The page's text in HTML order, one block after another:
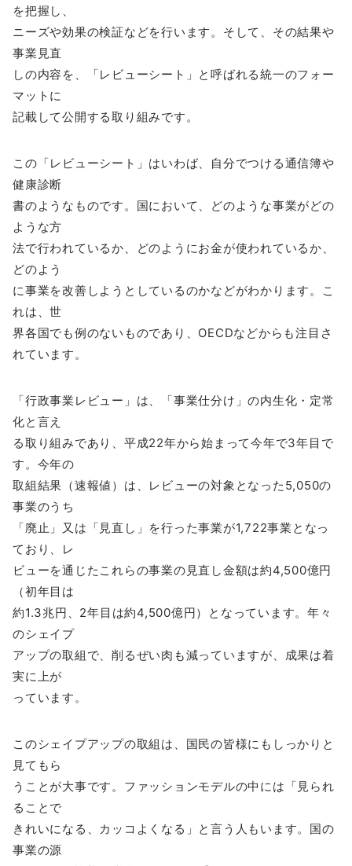
を把握し、
ニーズや効果の検証などを行います。そして、その結果や
事業見直
しの内容を、「レビューシート」と呼ばれる統一のフォー
マットに
記載して公開する取り組みです。
この「レビューシート」はいわば、自分でつける通信簿や
健康診断
書のようなものです。国において、どのような事業がどの
ような方
法で行われているか、どのようにお金が使われているか、
どのよう
に事業を改善しようとしているのかなどがわかります。こ
れは、世
界各国でも例のないものであり、OECDなどからも注目さ
れています。
「行政事業レビュー」は、「事業仕分け」の内生化・定常
化と言え
る取り組みであり、平成22年から始まって今年で3年目で
す。今年の
取組結果（速報値）は、レビューの対象となった5,050の
事業のうち
「廃止」又は「見直し」を行った事業が1,722事業となっ
ており、レ
ビューを通じたこれらの事業の見直し金額は約4,500億円
（初年目は
約1.3兆円、2年目は約4,500億円）となっています。年々
のシェイプ
アップの取組で、削るぜい肉も減っていますが、成果は着
実に上が
っています。
このシェイプアップの取組は、国民の皆様にもしっかりと
見てもら
うことが大事です。ファッションモデルの中には「見られ
ることで
きれいになる、カッコよくなる」と言う人もいます。国の
事業の源